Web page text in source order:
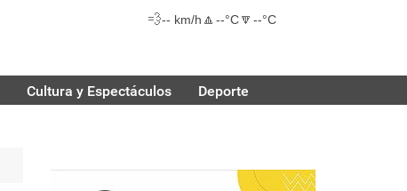
💨-- km/h 🔼 --°C🔽 --°C
Cultura y Espectáculos Deporte